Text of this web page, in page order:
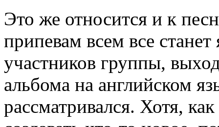
Это же относится и к
припевам всем все
участников группы,
альбома на английском
рассматривался. Хотя,